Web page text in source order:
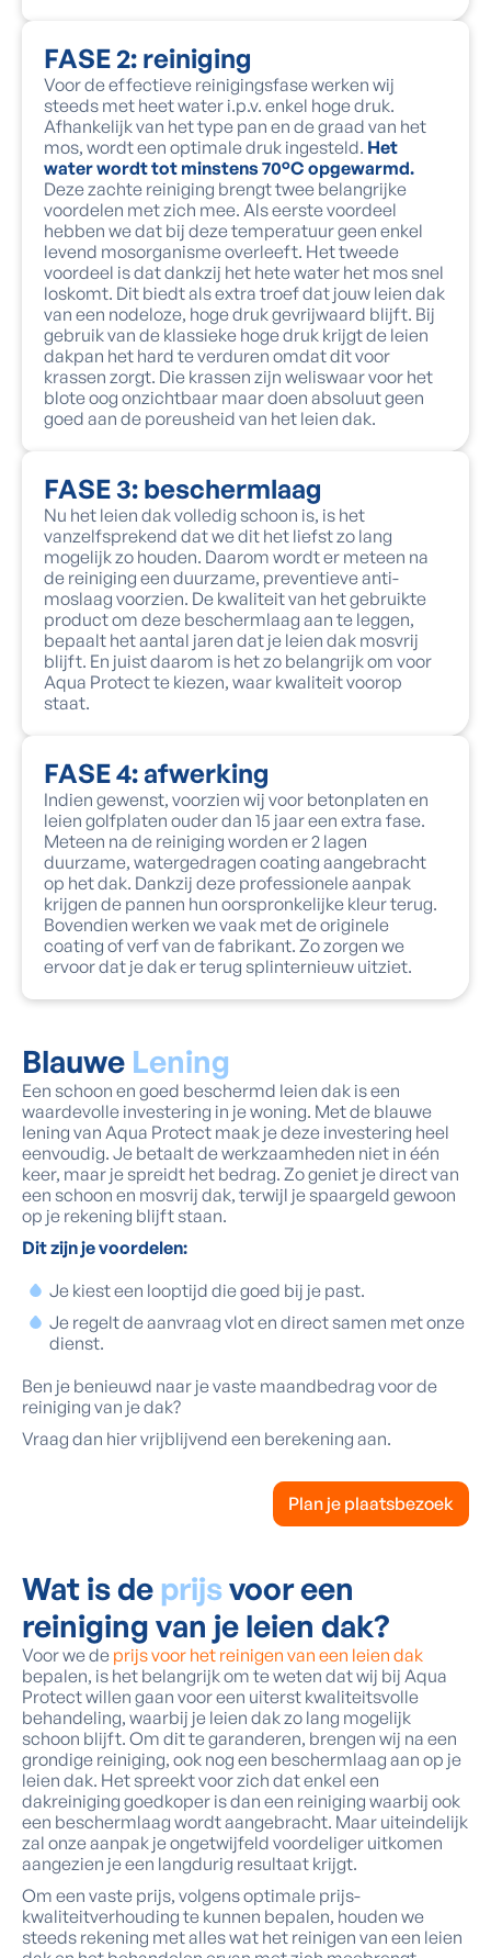
FASE 2: reiniging
Voor de effectieve reinigingsfase werken wij
steeds met heet water i.p.v. enkel hoge druk.
Afhankelijk van het type pan en de graad van het
mos, wordt een optimale druk ingesteld. Het
water wordt tot minstens 70°C opgewarmd.
Deze zachte reiniging brengt twee belangrijke
voordelen met zich mee. Als eerste voordeel
hebben we dat bij deze temperatuur geen enkel
levend mosorganisme overleeft. Het tweede
voordeel is dat dankzij het hete water het mos snel
loskomt. Dit biedt als extra troef dat jouw leien dak
van een nodeloze, hoge druk gevrijwaard blijft. Bij
gebruik van de klassieke hoge druk krijgt de leien
dakpan het hard te verduren omdat dit voor
krassen zorgt. Die krassen zijn weliswaar voor het
blote oog onzichtbaar maar doen absoluut geen
goed aan de poreusheid van het leien dak.
FASE 3: beschermlaag
Nu het leien dak volledig schoon is, is het
vanzelfsprekend dat we dit het liefst zo lang
mogelijk zo houden. Daarom wordt er meteen na
de reiniging een duurzame, preventieve anti-
moslaag voorzien. De kwaliteit van het gebruikte
product om deze beschermlaag aan te leggen,
bepaalt het aantal jaren dat je leien dak mosvrij
blijft. En juist daarom is het zo belangrijk om voor
Aqua Protect te kiezen, waar kwaliteit voorop
staat.
FASE 4: afwerking
Indien gewenst, voorzien wij voor betonplaten en
leien golfplaten ouder dan 15 jaar een extra fase.
Meteen na de reiniging worden er 2 lagen
duurzame, watergedragen coating aangebracht
op het dak. Dankzij deze professionele aanpak
krijgen de pannen hun oorspronkelijke kleur terug.
Bovendien werken we vaak met de originele
coating of verf van de fabrikant. Zo zorgen we
ervoor dat je dak er terug splinternieuw uitziet.
Blauwe Lening
Een schoon en goed beschermd leien dak is een
waardevolle investering in je woning. Met de blauwe
lening van Aqua Protect maak je deze investering heel
eenvoudig. Je betaalt de werkzaamheden niet in één
keer, maar je spreidt het bedrag. Zo geniet je direct van
een schoon en mosvrij dak, terwijl je spaargeld gewoon
op je rekening blijft staan.
Dit zijn je voordelen:
Je kiest een looptijd die goed bij je past.
Je regelt de aanvraag vlot en direct samen met onze
dienst.
Ben je benieuwd naar je vaste maandbedrag voor de
reiniging van je dak?
Vraag dan hier vrijblijvend een berekening aan.
Plan je plaatsbezoek
Wat is de prijsvoor een
reiniging van je leien dak?
Voor we de prijs voor het reinigen van een leien dak
bepalen, is het belangrijk om te weten dat wij bij Aqua
Protect willen gaan voor een uiterst kwaliteitsvolle
behandeling, waarbij je leien dak zo lang mogelijk
schoon blijft. Om dit te garanderen, brengen wij na een
grondige reiniging, ook nog een beschermlaag aan op je
leien dak. Het spreekt voor zich dat enkel een
dakreiniging goedkoper is dan een reiniging waarbij ook
een beschermlaag wordt aangebracht. Maar uiteindelijk
zal onze aanpak je ongetwijfeld voordeliger uitkomen
aangezien je een langdurig resultaat krijgt.
Om een vaste prijs, volgens optimale prijs-
kwaliteitverhouding te kunnen bepalen, houden we
steeds rekening met alles wat het reinigen van een leien